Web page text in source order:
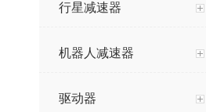
行星减速器
机器人减速器
驱动器